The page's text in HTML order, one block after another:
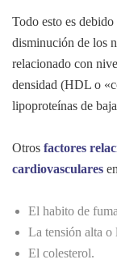
Todo esto es
disminución de los
relacionado con
densidad (HDL o
lipoproteínas de
Otros factores
cardiovasculares
El habito de
La tensión alta o
El colesterol.